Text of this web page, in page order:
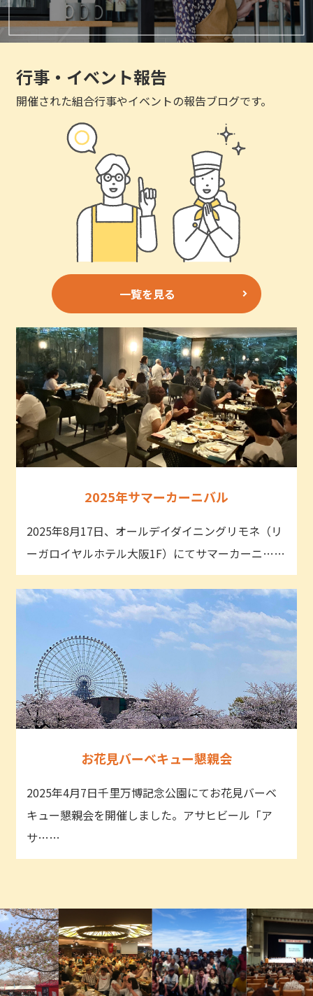
行事・イベント報告
開催された組合行事やイベントの報告ブログです。
一覧を見る
2025年サマーカーニバル
2025年8月17日、オールデイダイニングリモネ（リ
ーガロイヤルホテル大阪1F）にてサマーカーニ……
お花見バーベキュー懇親会
2025年4月7日千里万博記念公園にてお花見バーベ
キュー懇親会を開催しました。アサヒビール「ア
サ……